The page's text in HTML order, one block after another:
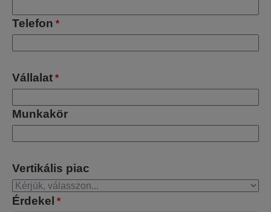
Telefon *
Vállalat *
Munkakör
Vertikális piac
Érdekel *